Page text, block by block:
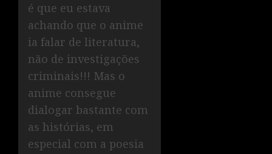
é que eu estava
achando que o anime
ia falar de literatura,
não de investigações
criminais!!! Mas o
anime consegue
dialogar bastante com
as histórias, em
especial com a poesia